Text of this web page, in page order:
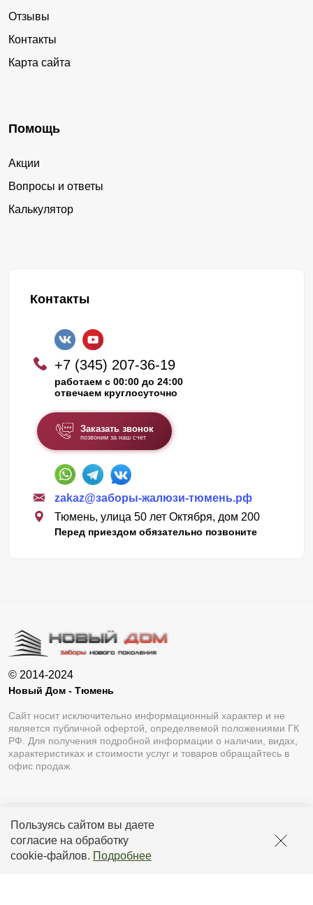
Пользуясь сайтом вы даете
согласие на обработку
cookie-файлов. Подробнее
Отзывы
Контакты
Карта сайта
Помощь
Акции
Вопросы и ответы
Калькулятор
Контакты
+7 (345) 207-36-19
работаем с 00:00 до 24:00
отвечаем круглосуточно
Заказать звонок
позвоним за наш счет
zakaz@заборы-жалюзи-тюмень.рф
Тюмень, улица 50 лет Октября, дом 200
Перед приездом обязательно позвоните
© 2014-2024
Новый Дом - Тюмень
Сайт носит исключительно информационный характер и не
является публичной офертой, определяемой положениями ГК
РФ. Для получения подробной информации о наличии, видах,
характеристиках и стоимости услуг и товаров обращайтесь в
офис продаж.
Разработка сайтаLukevium
Политика конфиденциальности